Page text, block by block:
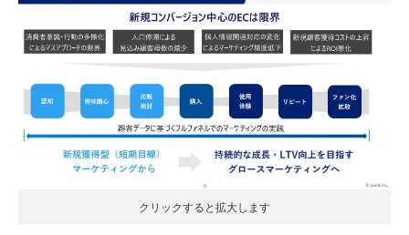
クリックすると拡大します